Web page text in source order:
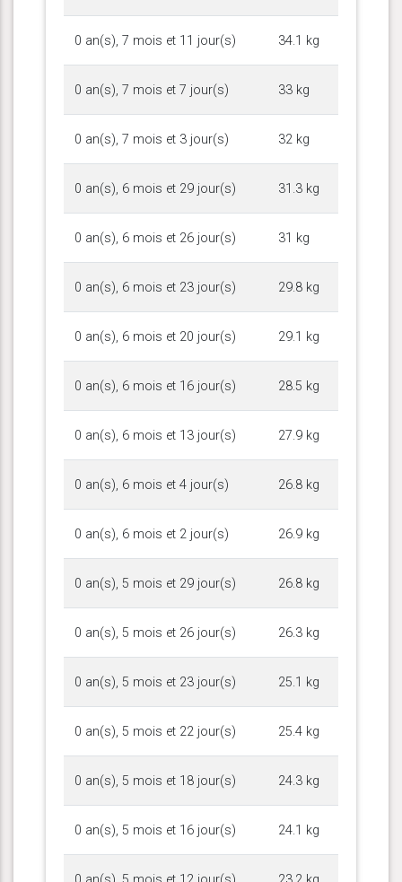
0 an(s), 7 mois et 11 jour(s) 34.1 kg
0 an(s), 7 mois et 7 jour(s) 33 kg
0 an(s), 7 mois et 3 jour(s) 32 kg
0 an(s), 6 mois et 29 jour(s) 31.3 kg
0 an(s), 6 mois et 26 jour(s) 31 kg
0 an(s), 6 mois et 23 jour(s) 29.8 kg
0 an(s), 6 mois et 20 jour(s) 29.1 kg
0 an(s), 6 mois et 16 jour(s) 28.5 kg
0 an(s), 6 mois et 13 jour(s) 27.9 kg
0 an(s), 6 mois et 4 jour(s) 26.8 kg
0 an(s), 6 mois et 2 jour(s) 26.9 kg
0 an(s), 5 mois et 29 jour(s) 26.8 kg
0 an(s), 5 mois et 26 jour(s) 26.3 kg
0 an(s), 5 mois et 23 jour(s) 25.1 kg
0 an(s), 5 mois et 22 jour(s) 25.4 kg
0 an(s), 5 mois et 18 jour(s) 24.3 kg
0 an(s), 5 mois et 16 jour(s) 24.1 kg